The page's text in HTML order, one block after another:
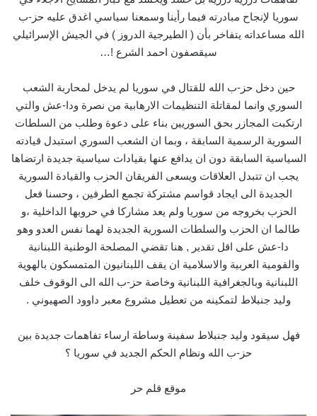
سوريا لإنجاح مبادرته فيما رأينا وسمعنا سياسي اغدق عليه حز-ب
الله مساعداته يتفاخر بأن ( الطيرجية الدروز ) في الجيش الإسرائيلي
سيقصفون احمد الشرع !…
حين دخل حز-ب الله للقتال في سوريا لم يدخل لمحاربة الشعب
السوري وانما لمقاتلة التنظيمات الارهابية من نصرة ودا-عش والتي
ارتكبت المجازر بحق السوريين بناء على دعوة وطلب من السلطات
السورية الرسمية السابقة ، وبما ان الشعب السوري استبدل قيادته
السياسية السابقة دون ان يدافع عنها بقيادات سياسية جديدة ارتضاها
يجب ان تتبدل العلاقات ويسعى الفريقان الحزب والقيادة السورية
الجديدة الى ايجاد قواسم مشتركة تجمع الطرفين ، وحسنا فعل
الحزب بخروجه من سوريا ولم يعد مشاركا في حروبها الداخلية ،و
طالما ان الحزب والسلطات السورية الجديدة لهما نفس العدو وهو
دا-عش على اقل تقدير , هنا تقضي المصلحة الوطنية اللبنانية
والقومية العربية والاسلامية ان يقف اللبنانيون المتمسكون بالهوية
اللبنانية وبالجغرافية اللبنانية وخاصة حز-ب الله الى الوقوف خلف
وليد جنبلاط لتمكينه من تعطيل مشروع معبر داوود الصهيوني .
فهل سيقود وليد جنبلاط سفينة وساطة ارساء تفاهمات جديدة بين
حز-ب الله ونظام الحكم الجديد في سوريا ؟
موقع قلم حر